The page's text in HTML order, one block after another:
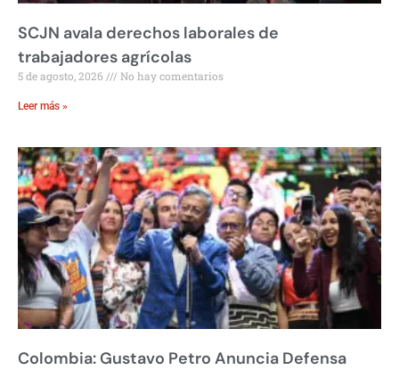
SCJN avala derechos laborales de
trabajadores agrícolas
5 de agosto, 2026 No hay comentarios
Leer más »
Colombia: Gustavo Petro Anuncia Defensa